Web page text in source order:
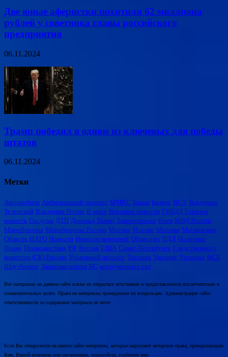
Две юные аферистки похитили 62 миллиона
рублей у советника главы российского
предприятия
06.11.2024
Трамп победил в одном из ключевых для победы
штатов
06.11.2024
Метки
Автомобили Арбитражный процесс БРИКС Банки Бизнес ВСУ Владимир
Зеленский Владимир Путин В мире Военные новости ГИБДД Горячая
новость Госдума ДТП Дональд Трамп Законопроект Киев МВД России
Минобороны Минобороны России Москва Москве Москвы Московская
Область НАТО Новости Новости компаний Общество ПДД Политика
Право Происшествия РФ Россия США Санкт-Петербурге Следственного
комитета (СК) России Уголовный процесс Украина Украине Украины ФСБ
Шоу-бизнес Экономколлегия ВС вооруженных сил
Все материалы на данном сайте взяты из открытых источников и предоставляются исключительно в
ознакомительных целях. Права на материалы принадлежат их владельцам. Администрация сайта
ответственности за содержание материала не несет.
Если Вы обнаружили на нашем сайте материалы, которые нарушают авторские права, принадлежащие
Вам, Вашей компании или организации, пожалуйста, сообщите нам.